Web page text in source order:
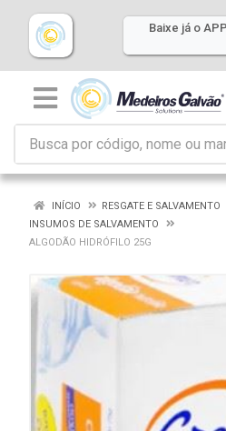
Baixe já o
INÍCIO
RESGATE E SALVAMENTO
INSUMOS DE SALVAMENTO
ALGODÃO HIDRÓFILO 25G